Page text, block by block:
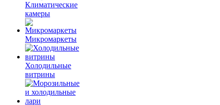
Климатические
камеры
Микромаркеты
Холодильные
витрины